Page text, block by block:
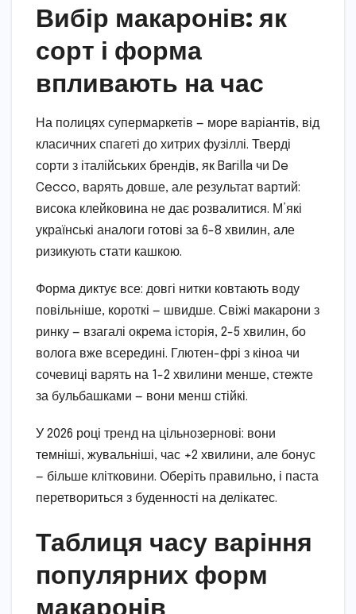
Вибір макаронів: як
сорт і форма
впливають на час
На полицях супермаркетів — море варіантів, від
класичних спагеті до хитрих фузіллі. Тверді
сорти з італійських брендів, як Barilla чи De
Cecco, варять довше, але результат вартий:
висока клейковина не дає розвалитися. М’які
українські аналоги готові за 6-8 хвилин, але
ризикують стати кашкою.
Форма диктує все: довгі нитки ковтають воду
повільніше, короткі — швидше. Свіжі макарони з
ринку — взагалі окрема історія, 2-5 хвилин, бо
волога вже всередині. Глютен-фрі з кіноа чи
сочевиці варять на 1-2 хвилини менше, стежте
за бульбашками — вони менш стійкі.
У 2026 році тренд на цільнозернові: вони
темніші, жувальніші, час +2 хвилини, але бонус
— більше клітковини. Оберіть правильно, і паста
перетвориться з буденності на делікатес.
Таблиця часу варіння
популярних форм
макаронів